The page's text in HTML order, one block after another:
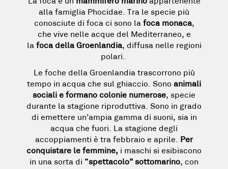
La foca è un mammifero marinoappartenente
alla famiglia Phocidae. Tra le specie più
conosciute di foca ci sono la foca monaca,
che vive nelle acque del Mediterraneo, e
la foca della Groenlandia, diffusa nelle regioni
polari.
Le foche della Groenlandia trascorrono più
tempo in acqua che sul ghiaccio. Sono animali
sociali e formano colonie numerose, specie
durante la stagione riproduttiva. Sono in grado
di emettere un’ampia gamma di suoni, sia in
acqua che fuori. La stagione degli
accoppiamenti è tra febbraio e aprile. Per
conquistare le femmine, i maschi si esibiscono
in una sorta di “spettacolo” sottomarino, con